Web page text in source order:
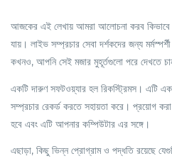
আজকের এই লেখায় আমরা আলোচনা করব কিভাবে
যায়। লাইভ সম্প্রচার সেবা দর্শকদের জন্য
কখনও, আপনি সেই মজার মুহূর্তগুলো পরে দেখতে
একটি দারুণ সফটওয়্যার হল রিকস্ট্রিমস। এটি
সম্প্রচার রেকর্ড করতে সহায়তা করে। প্রয়োগ
হবে এবং এটি আপনার কম্পিউটার এর সঙ্গে।
এছাড়া, কিছু ভিন্ন প্রোগ্রাম ও পদ্ধতি রয়েছে